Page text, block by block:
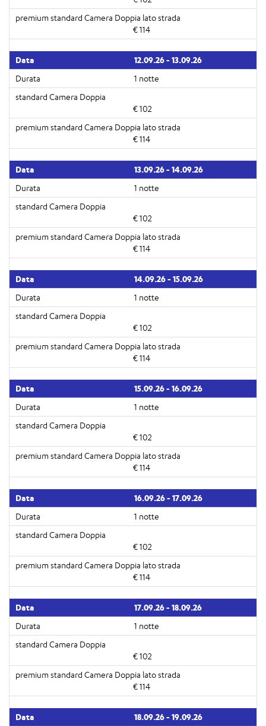
€ 114
12.09.26 - 13.09.26
1 notte
€ 102
€ 114
13.09.26 - 14.09.26
1 notte
€ 102
€ 114
14.09.26 - 15.09.26
1 notte
€ 102
€ 114
15.09.26 - 16.09.26
1 notte
€ 102
€ 114
16.09.26 - 17.09.26
1 notte
€ 102
€ 114
17.09.26 - 18.09.26
1 notte
€ 102
€ 114
18.09.26 - 19.09.26